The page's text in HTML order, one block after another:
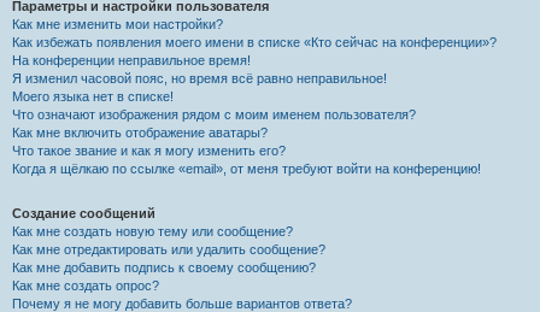
Параметры и настройки пользователя
Как мне изменить мои настройки?
Как избежать появления моего имени в списке «Кто сейчас на конференции»?
На конференции неправильное время!
Я изменил часовой пояс, но время всё равно неправильное!
Моего языка нет в списке!
Что означают изображения рядом с моим именем пользователя?
Как мне включить отображение аватары?
Что такое звание и как я могу изменить его?
Когда я щёлкаю по ссылке «email», от меня требуют войти на конференцию!
Создание сообщений
Как мне создать новую тему или сообщение?
Как мне отредактировать или удалить сообщение?
Как мне добавить подпись к своему сообщению?
Как мне создать опрос?
Почему я не могу добавить больше вариантов ответа?